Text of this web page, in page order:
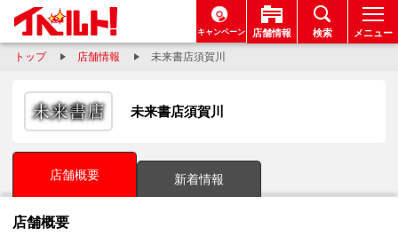
キャンペーン 店舗情報 検索 メニュー
トップ 店舗情報 未来書店須賀川
未来書店須賀川
店舗概要 新着情報
店舗概要